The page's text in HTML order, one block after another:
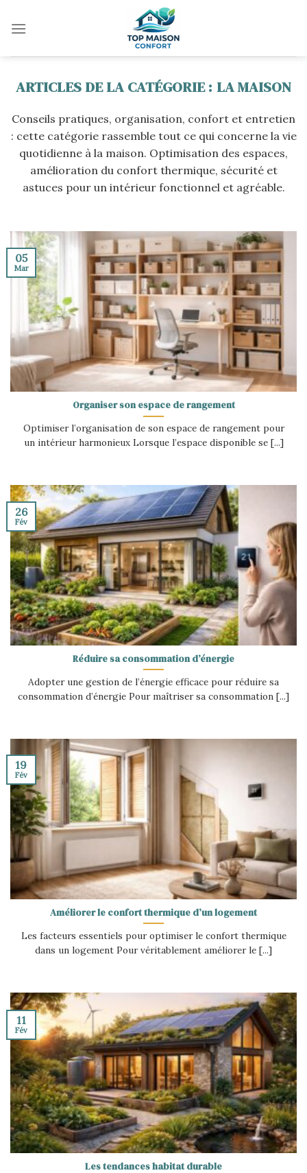
LA MAISON
Conseils pratiques, organisation, confort et entretien
: cette catégorie rassemble tout ce qui concerne la vie
quotidienne à la maison. Optimisation des espaces,
amélioration du confort thermique, sécurité et
astuces pour un intérieur fonctionnel et agréable.
Organiser son espace de rangement
Optimiser l’organisation de son espace de rangement pour
un intérieur harmonieux Lorsque l’espace disponible se [...]
05
Mar
Réduire sa consommation d’énergie
Adopter une gestion de l’énergie efficace pour réduire sa
consommation d’énergie Pour maîtriser sa consommation [...]
26
Fév
Améliorer le confort thermique d’un logement
Les facteurs essentiels pour optimiser le confort thermique
dans un logement Pour véritablement améliorer le [...]
19
Fév
Les tendances habitat durable
11
Fév